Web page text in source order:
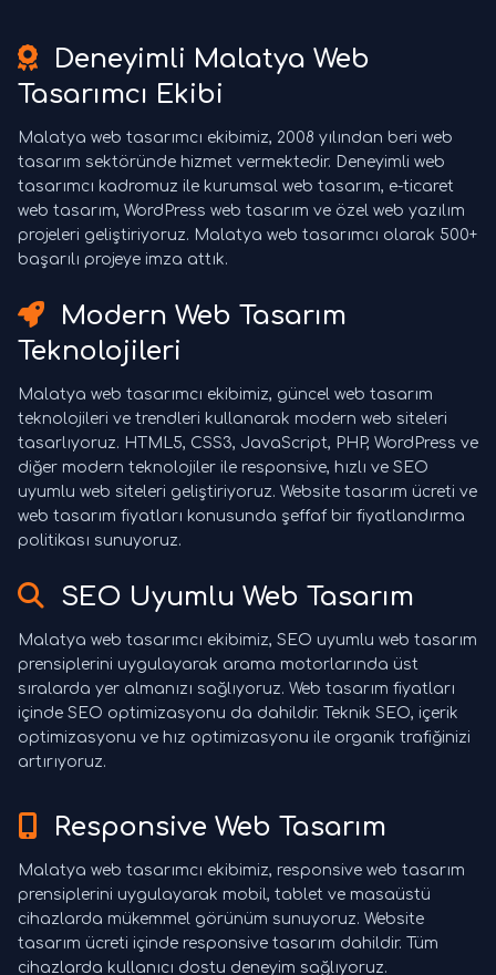
Deneyimli Malatya Web
Tasarımcı Ekibi
Malatya web tasarımcı ekibimiz, 2008 yılından beri web
tasarım sektöründe hizmet vermektedir. Deneyimli web
tasarımcı kadromuz ile kurumsal web tasarım, e-ticaret
web tasarım, WordPress web tasarım ve özel web yazılım
projeleri geliştiriyoruz. Malatya web tasarımcı olarak 500+
başarılı projeye imza attık.
Modern Web Tasarım
Teknolojileri
Malatya web tasarımcı ekibimiz, güncel web tasarım
teknolojileri ve trendleri kullanarak modern web siteleri
tasarlıyoruz. HTML5, CSS3, JavaScript, PHP, WordPress ve
diğer modern teknolojiler ile responsive, hızlı ve SEO
uyumlu web siteleri geliştiriyoruz. Website tasarım ücreti ve
web tasarım fiyatları konusunda şeffaf bir fiyatlandırma
politikası sunuyoruz.
SEO Uyumlu Web Tasarım
Malatya web tasarımcı ekibimiz, SEO uyumlu web tasarım
prensiplerini uygulayarak arama motorlarında üst
sıralarda yer almanızı sağlıyoruz. Web tasarım fiyatları
içinde SEO optimizasyonu da dahildir. Teknik SEO, içerik
optimizasyonu ve hız optimizasyonu ile organik trafiğinizi
artırıyoruz.
Responsive Web Tasarım
Malatya web tasarımcı ekibimiz, responsive web tasarım
prensiplerini uygulayarak mobil, tablet ve masaüstü
cihazlarda mükemmel görünüm sunuyoruz. Website
tasarım ücreti içinde responsive tasarım dahildir. Tüm
cihazlarda kullanıcı dostu deneyim sağlıyoruz.